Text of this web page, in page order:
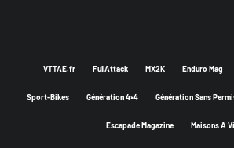
VTTAE.fr FullAttack MX2K Enduro Mag
Sport-Bikes Génération 4×4 Génération Sans
Escapade Magazine Maisons A